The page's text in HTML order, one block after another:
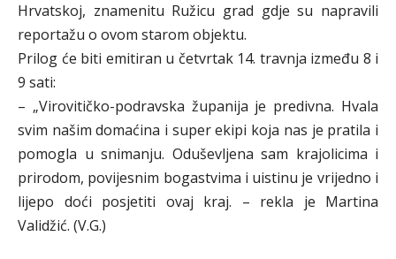
Hrvatskoj, znamenitu Ružicu grad gdje su napravili
reportažu o ovom starom objektu.
Prilog će biti emitiran u četvrtak 14. travnja između 8 i
9 sati:
– „Virovitičko-podravska županija je predivna. Hvala
svim našim domaćina i super ekipi koja nas je pratila i
pomogla u snimanju. Oduševljena sam krajolicima i
prirodom, povijesnim bogastvima i uistinu je vrijedno i
lijepo doći posjetiti ovaj kraj. – rekla je Martina
Validžić. (V.G.)